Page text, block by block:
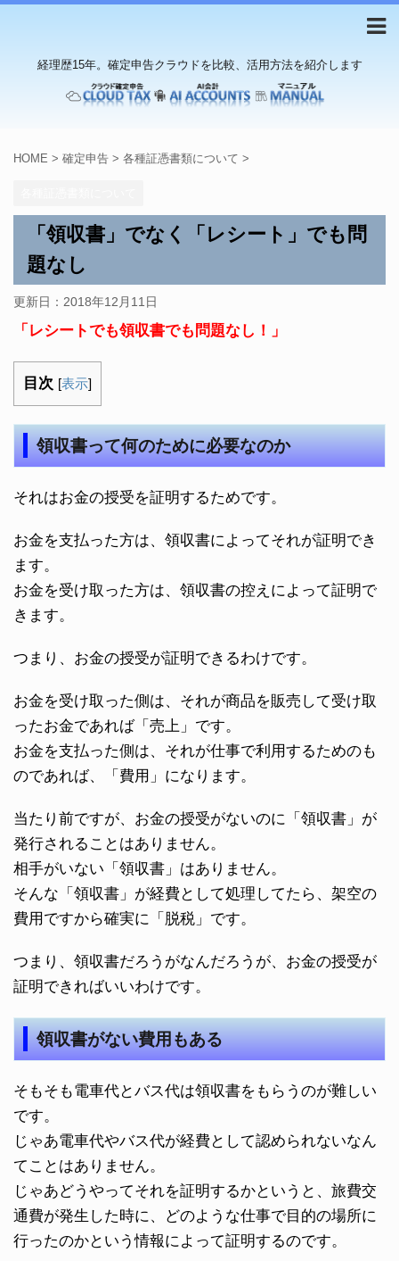
経理歴15年。確定申告クラウドを比較、活用方法を紹介します
HOME > 確定申告 > 各種証憑書類について >
「領収書」でなく「レシート」でも問
題なし
更新日： 2018年12月11日
「レシートでも領収書でも問題なし！」
目次 [表示]
領収書って何のために必要なのか
それはお金の授受を証明するためです。
お金を支払った方は、領収書によってそれが証明でき
ます。
お金を受け取った方は、領収書の控えによって証明で
きます。
つまり、お金の授受が証明できるわけです。
お金を受け取った側は、それが商品を販売して受け取
ったお金であれば「売上」です。
お金を支払った側は、それが仕事で利用するためのも
のであれば、「費用」になります。
当たり前ですが、お金の授受がないのに「領収書」が
発行されることはありません。
相手がいない「領収書」はありません。
そんな「領収書」が経費として処理してたら、架空の
費用ですから確実に「脱税」です。
つまり、領収書だろうがなんだろうが、お金の授受が
証明できればいいわけです。
領収書がない費用もある
そもそも電車代とバス代は領収書をもらうのが難しい
です。
じゃあ電車代やバス代が経費として認められないなん
てことはありません。
じゃあどうやってそれを証明するかというと、旅費交
通費が発生した時に、どのような仕事で目的の場所に
行ったのかという情報によって証明するのです。